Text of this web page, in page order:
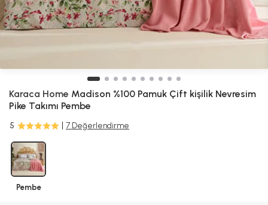
Karaca Home Madison %100 Pamuk Çift kişilik Nevresim
Pike Takımı Pembe
5 7 Değerlendirme
Pembe